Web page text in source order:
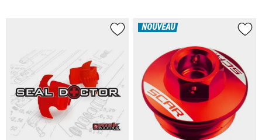
NOUVEAU